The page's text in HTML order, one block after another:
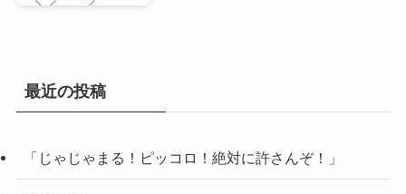
最近の投稿
「じゃじゃまる！ピッコロ！絶対に許さんぞ！」